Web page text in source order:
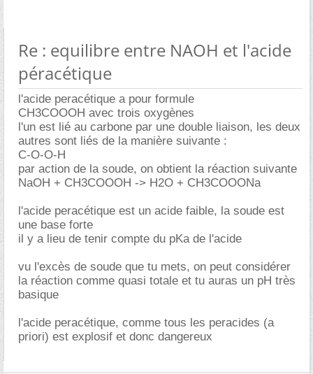
Re : equilibre entre NAOH et l'acide
péracétique
l'acide peracétique a pour formule
CH3COOOH avec trois oxygènes
l'un est lié au carbone par une double liaison, les deux
autres sont liés de la manière suivante :
C-O-O-H
par action de la soude, on obtient la réaction suivante
NaOH + CH3COOOH -> H2O + CH3COOONa
l'acide peracétique est un acide faible, la soude est
une base forte
il y a lieu de tenir compte du pKa de l'acide
vu l'excès de soude que tu mets, on peut considérer
la réaction comme quasi totale et tu auras un pH très
basique
l'acide peracétique, comme tous les peracides (a
priori) est explosif et donc dangereux